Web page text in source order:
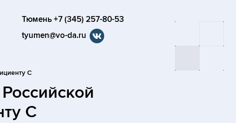
Тюмень +7 (345) 257-80-53
tyumen@vo-da.ru
С
С